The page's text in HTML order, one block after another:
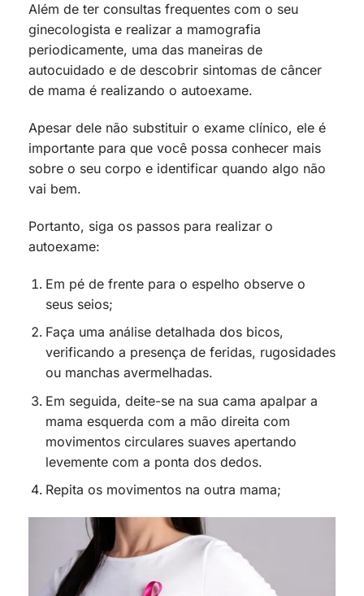
Além de ter consultas frequentes com o seu
ginecologista e realizar a mamografia
periodicamente, uma das maneiras de
autocuidado e de descobrir sintomas de câncer
de mama é realizando o autoexame.
Apesar dele não substituir o exame clínico, ele é
importante para que você possa conhecer mais
sobre o seu corpo e identificar quando algo não
vai bem.
Portanto, siga os passos para realizar o
autoexame:
Em pé de frente para o espelho observe o
seus seios;
Faça uma análise detalhada dos bicos,
verificando a presença de feridas, rugosidades
ou manchas avermelhadas.
Em seguida, deite-se na sua cama apalpar a
mama esquerda com a mão direita com
movimentos circulares suaves apertando
levemente com a ponta dos dedos.
Repita os movimentos na outra mama;